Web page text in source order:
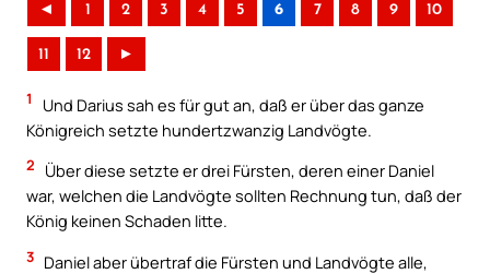
◄ 1 2 3 4 5 6 7 8 9 10
11 12 ►
1
Und Darius sah es für gut an, daß er über das ganze
Königreich setzte hundertzwanzig Landvögte.
2
Über diese setzte er drei Fürsten, deren einer Daniel
war, welchen die Landvögte sollten Rechnung tun, daß der
König keinen Schaden litte.
3 Daniel aber übertraf die Fürsten und Landvögte alle,